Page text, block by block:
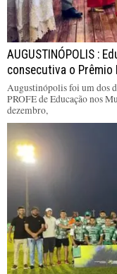
AUGUSTINÓPOLIS :
consecutiva o Prêmio
Augustinópolis foi um dos
PROFE de Educação nos
dezembro,